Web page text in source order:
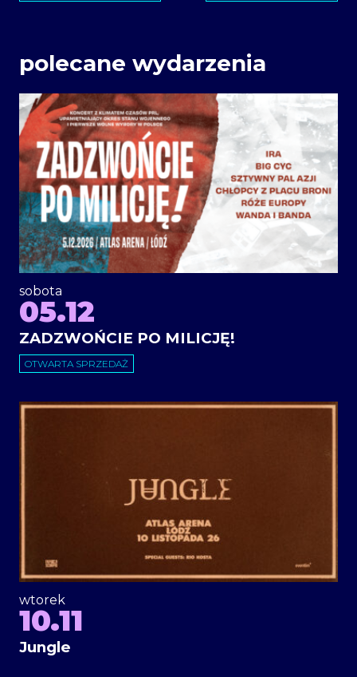
polecane wydarzenia
sobota
05.12
ZADZWOŃCIE PO MILICJĘ!
OTWARTA SPRZEDAŻ
wtorek
10.11
Jungle